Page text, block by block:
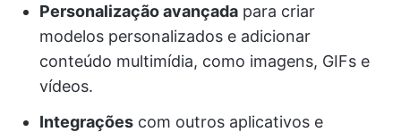
Personalização avançada para criar
modelos personalizados e adicionar
conteúdo multimídia, como imagens, GIFs e
vídeos.
Integrações com outros aplicativos e